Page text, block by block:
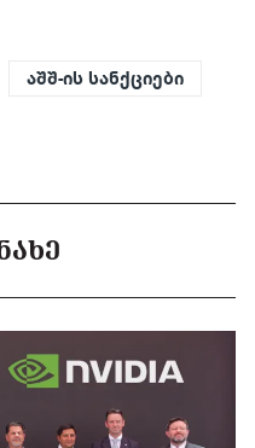
აშშ-ის სანქციები